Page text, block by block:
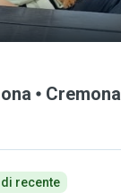
Cremona
recente